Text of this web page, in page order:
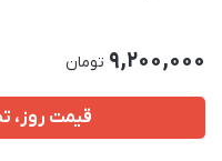
9,200,000 تومان
قیمت روز،